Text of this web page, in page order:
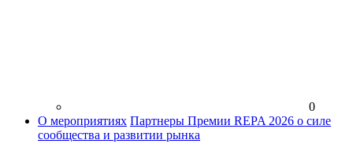
0
О мероприятиях Партнеры Премии REPA 2026 о силе
сообщества и развитии рынка